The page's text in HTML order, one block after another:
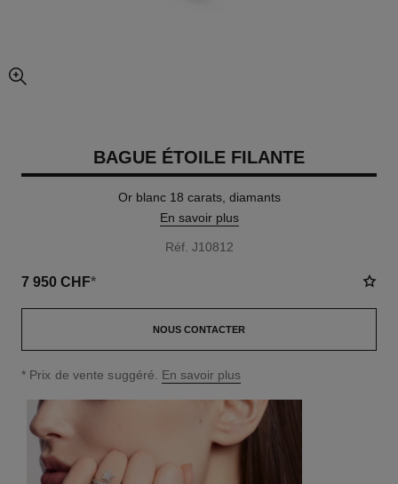
agrandissement
BAGUE ÉTOILE FILANTE
Or blanc 18 carats, diamants
En savoir plus
Réf. J10812
7 950 CHF*
NOUS CONTACTER
↩
* Prix de vente suggéré. En savoir plus